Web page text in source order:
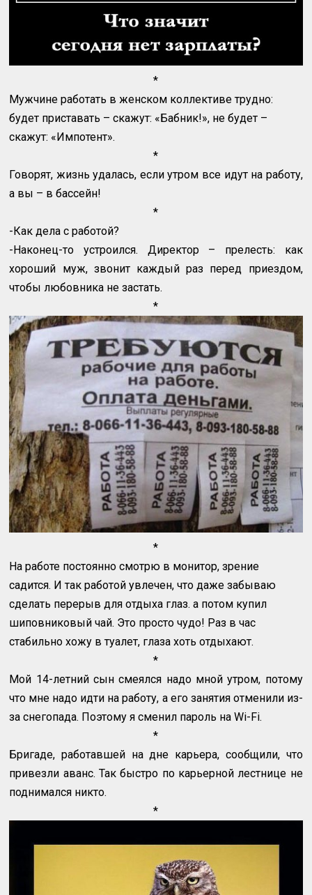
*
Мужчине работать в женском коллективе трудно:
будет приставать – скажут: «Бабник!», не будет –
скажут: «Импотент».
*
Говорят, жизнь удалась, если утром все идут на работу,
а вы – в бассейн!
*
-Как дела с работой?
-Наконец-то устроился. Директор – прелесть: как
хороший муж, звонит каждый раз перед приездом,
чтобы любовника не застать.
*
*
На работе постоянно смотрю в монитор, зрение
садится. И так работой увлечен, что даже забываю
сделать перерыв для отдыха глаз. а потом купил
шиповниковый чай. Это просто чудо! Раз в час
стабильно хожу в туалет, глаза хоть отдыхают.
*
Мой 14-летний сын смеялся надо мной утром, потому
что мне надо идти на работу, а его занятия отменили из-
за снегопада. Поэтому я сменил пароль наWi-Fi.
*
Бригаде, работавшей на дне карьера, сообщили, что
привезли аванс. Так быстро по карьерной лестнице не
поднимался никто.
*